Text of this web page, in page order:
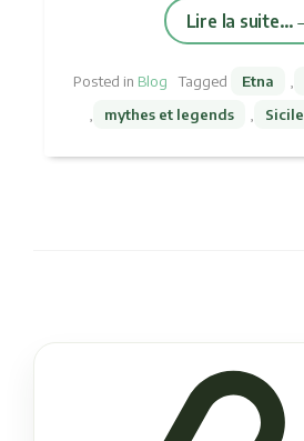
Lire la suite…
Posted in Blog Tagged Etna
mythes et legends Sicile